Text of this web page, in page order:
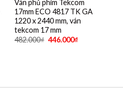
Ván phủ phim Tekcom
17mm ECO 4817 TK GA
1220 x 2440 mm, ván
tekcom 17 mm
482.000₫ 446.000₫